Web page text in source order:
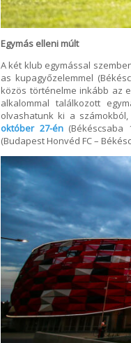
Egymás elleni múlt
A két klub egymással
as kupagyőzelemmel
közös történelme inkább az
alkalommal találkozott
olvashatunk ki a
október 27-én(Békéscsaba
(Budapest Honvéd FC –